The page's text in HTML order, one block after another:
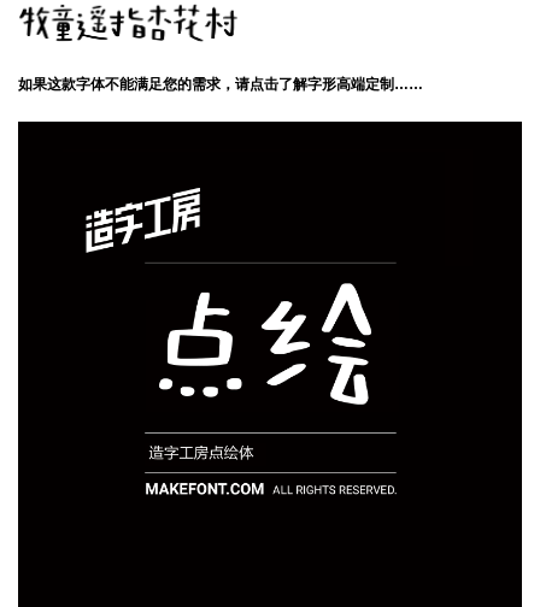
如果这款字体不能满足您的需求，请点击了解字形高端定制……